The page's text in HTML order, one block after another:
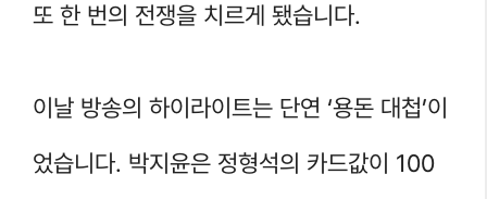
또 한 번의 전쟁을 치르게 됐습니다.
이날 방송의 하이라이트는 단연 ‘용돈 대첩’이
었습니다. 박지윤은 정형석의 카드값이 100